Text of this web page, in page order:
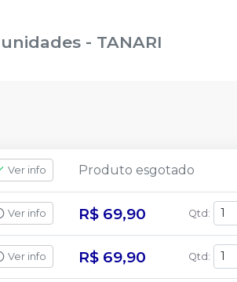
- TANARI
Ver info Produto esgotado
Ver info R$ 69,90 Qtd :
Ver info R$ 69,90 Qtd :